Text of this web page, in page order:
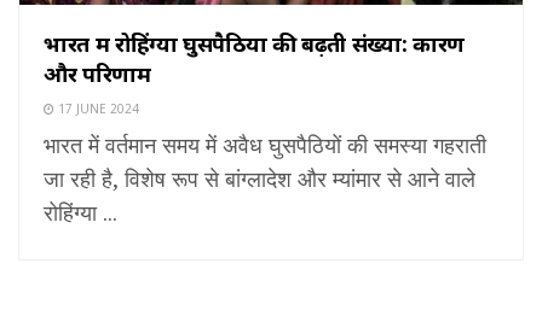
भारत में रोहिंग्या घुसपैठियों की बढ़ती संख्या: कारण
और परिणाम
17 JUNE 2024
भारत में वर्तमान समय में अवैध घुसपैठियों की समस्या गहराती
जा रही है, विशेष रूप से बांग्लादेश और म्यांमार से आने वाले
रोहिंग्या ...